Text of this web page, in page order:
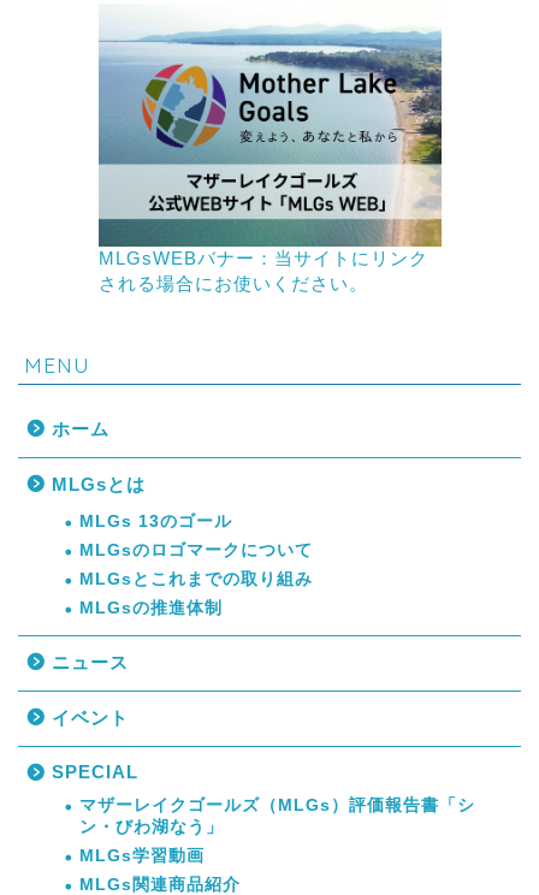
MLGsWEBバナー：当サイトにリンク
される場合にお使いください。
MENU
ホーム
MLGsとは
MLGs 13のゴール
MLGsのロゴマークについて
MLGsとこれまでの取り組み
MLGsの推進体制
ニュース
イベント
SPECIAL
マザーレイクゴールズ（MLGs）評価報告書「シ
ン・びわ湖なう」
MLGs学習動画
MLGs関連商品紹介